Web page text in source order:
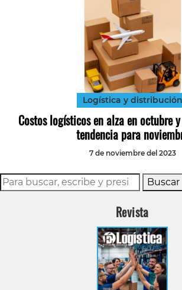
Logística y distribución
Costos logísticos en alza en octubre
tendencia para
7 de noviembre del 2023
Buscar
Revista